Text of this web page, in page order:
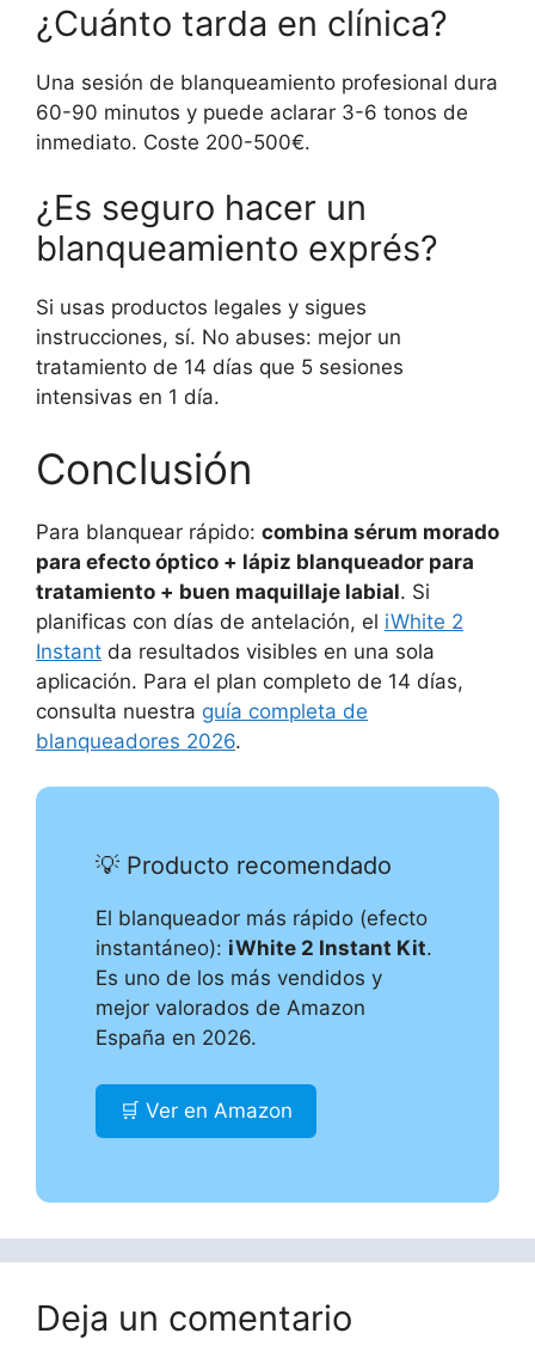
¿Cuánto tarda en clínica?
Una sesión de blanqueamiento profesional dura
60-90 minutos y puede aclarar 3-6 tonos de
inmediato. Coste 200-500€.
¿Es seguro hacer un
blanqueamiento exprés?
Si usas productos legales y sigues
instrucciones, sí. No abuses: mejor un
tratamiento de 14 días que 5 sesiones
intensivas en 1 día.
Conclusión
Para blanquear rápido: combina sérum morado
para efecto óptico + lápiz blanqueador para
tratamiento + buen maquillaje labial. Si
planificas con días de antelación, el iWhite 2
Instant da resultados visibles en una sola
aplicación. Para el plan completo de 14 días,
consulta nuestra guía completa de
blanqueadores 2026.
💡 Producto recomendado
El blanqueador más rápido (efecto
instantáneo): iWhite 2 Instant Kit.
Es uno de los más vendidos y
mejor valorados de Amazon
España en 2026.
🛒 Ver en Amazon
Deja un comentario